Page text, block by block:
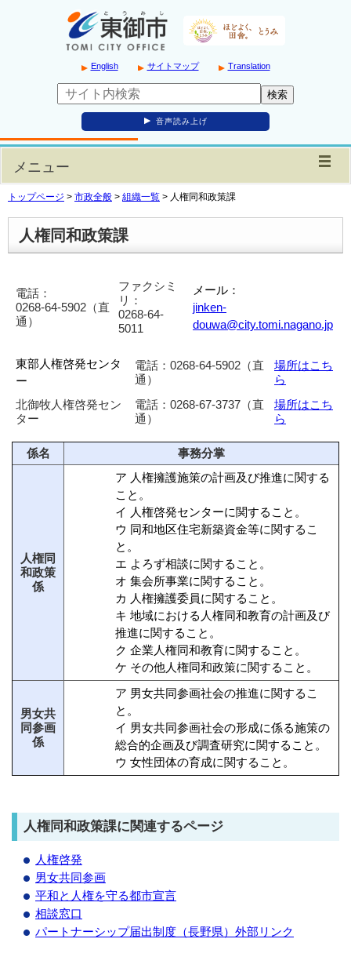
English サイトマップ Translation
音声読み上げ
メニュー
トップページ > 市政全般 > 組織一覧 > 人権同和政策課
人権同和政策課
電話：
0268-64-5902（直
通）
ファクシミ
リ：
0268-64-
5011
メール：
jinken-
douwa@city.tomi.nagano.jp
東部人権啓発センタ
ー
電話：0268-64-5902（直
通）
場所はこち
ら
北御牧人権啓発セン
ター
電話：0268-67-3737（直
通）
場所はこち
ら
係名 事務分掌
人権同
和政策
係
ア 人権擁護施策の計画及び推進に関する
こと。
イ 人権啓発センターに関すること。
ウ 同和地区住宅新築資金等に関するこ
と。
エ よろず相談に関すること。
オ 集会所事業に関すること。
カ 人権擁護委員に関すること。
キ 地域における人権同和教育の計画及び
推進に関すること。
ク 企業人権同和教育に関すること。
ケ その他人権同和政策に関すること。
男女共
同参画
係
ア 男女共同参画社会の推進に関するこ
と。
イ 男女共同参画社会の形成に係る施策の
総合的企画及び調査研究に関すること。
ウ 女性団体の育成に関すること。
人権同和政策課に関連するページ
人権啓発
男女共同参画
平和と人権を守る都市宣言
相談窓口
パートナーシップ届出制度（長野県）外部リンク